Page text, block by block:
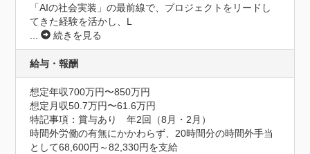
「AIの社会実装」の最前線で、プロジェクトをリードし
てきた経験を活かし、L
...
続きを見る
給与・報酬
想定年収700万円〜850万円
想定月収50.7万円〜61.6万円
特記事項：賞与あり　年2回（8月・2月）
時間外労働の有無にかかわらず、20時間分の時間外手当
として68,600円～82,330円を支給